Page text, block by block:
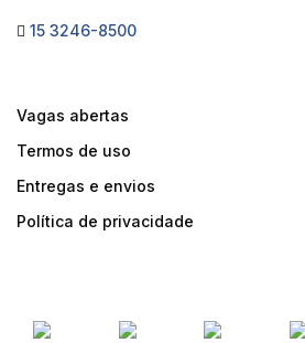
15 3246-8500
Vagas abertas
Termos de uso
Entregas e envios
Política de privacidade